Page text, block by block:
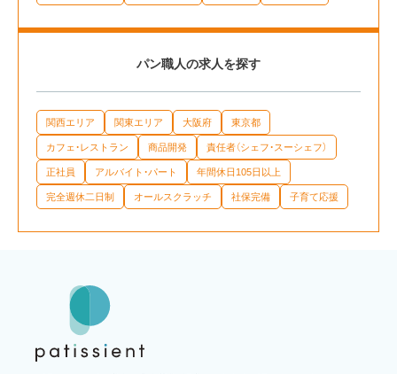
パン職人の求人を探す
関西エリア 関東エリア 大阪府 東京都
カフェ・レストラン 商品開発 責任者（シェフ・スーシェフ）
正社員 アルバイト・パート 年間休日105日以上
完全週休二日制 オールスクラッチ 社保完備 子育て応援